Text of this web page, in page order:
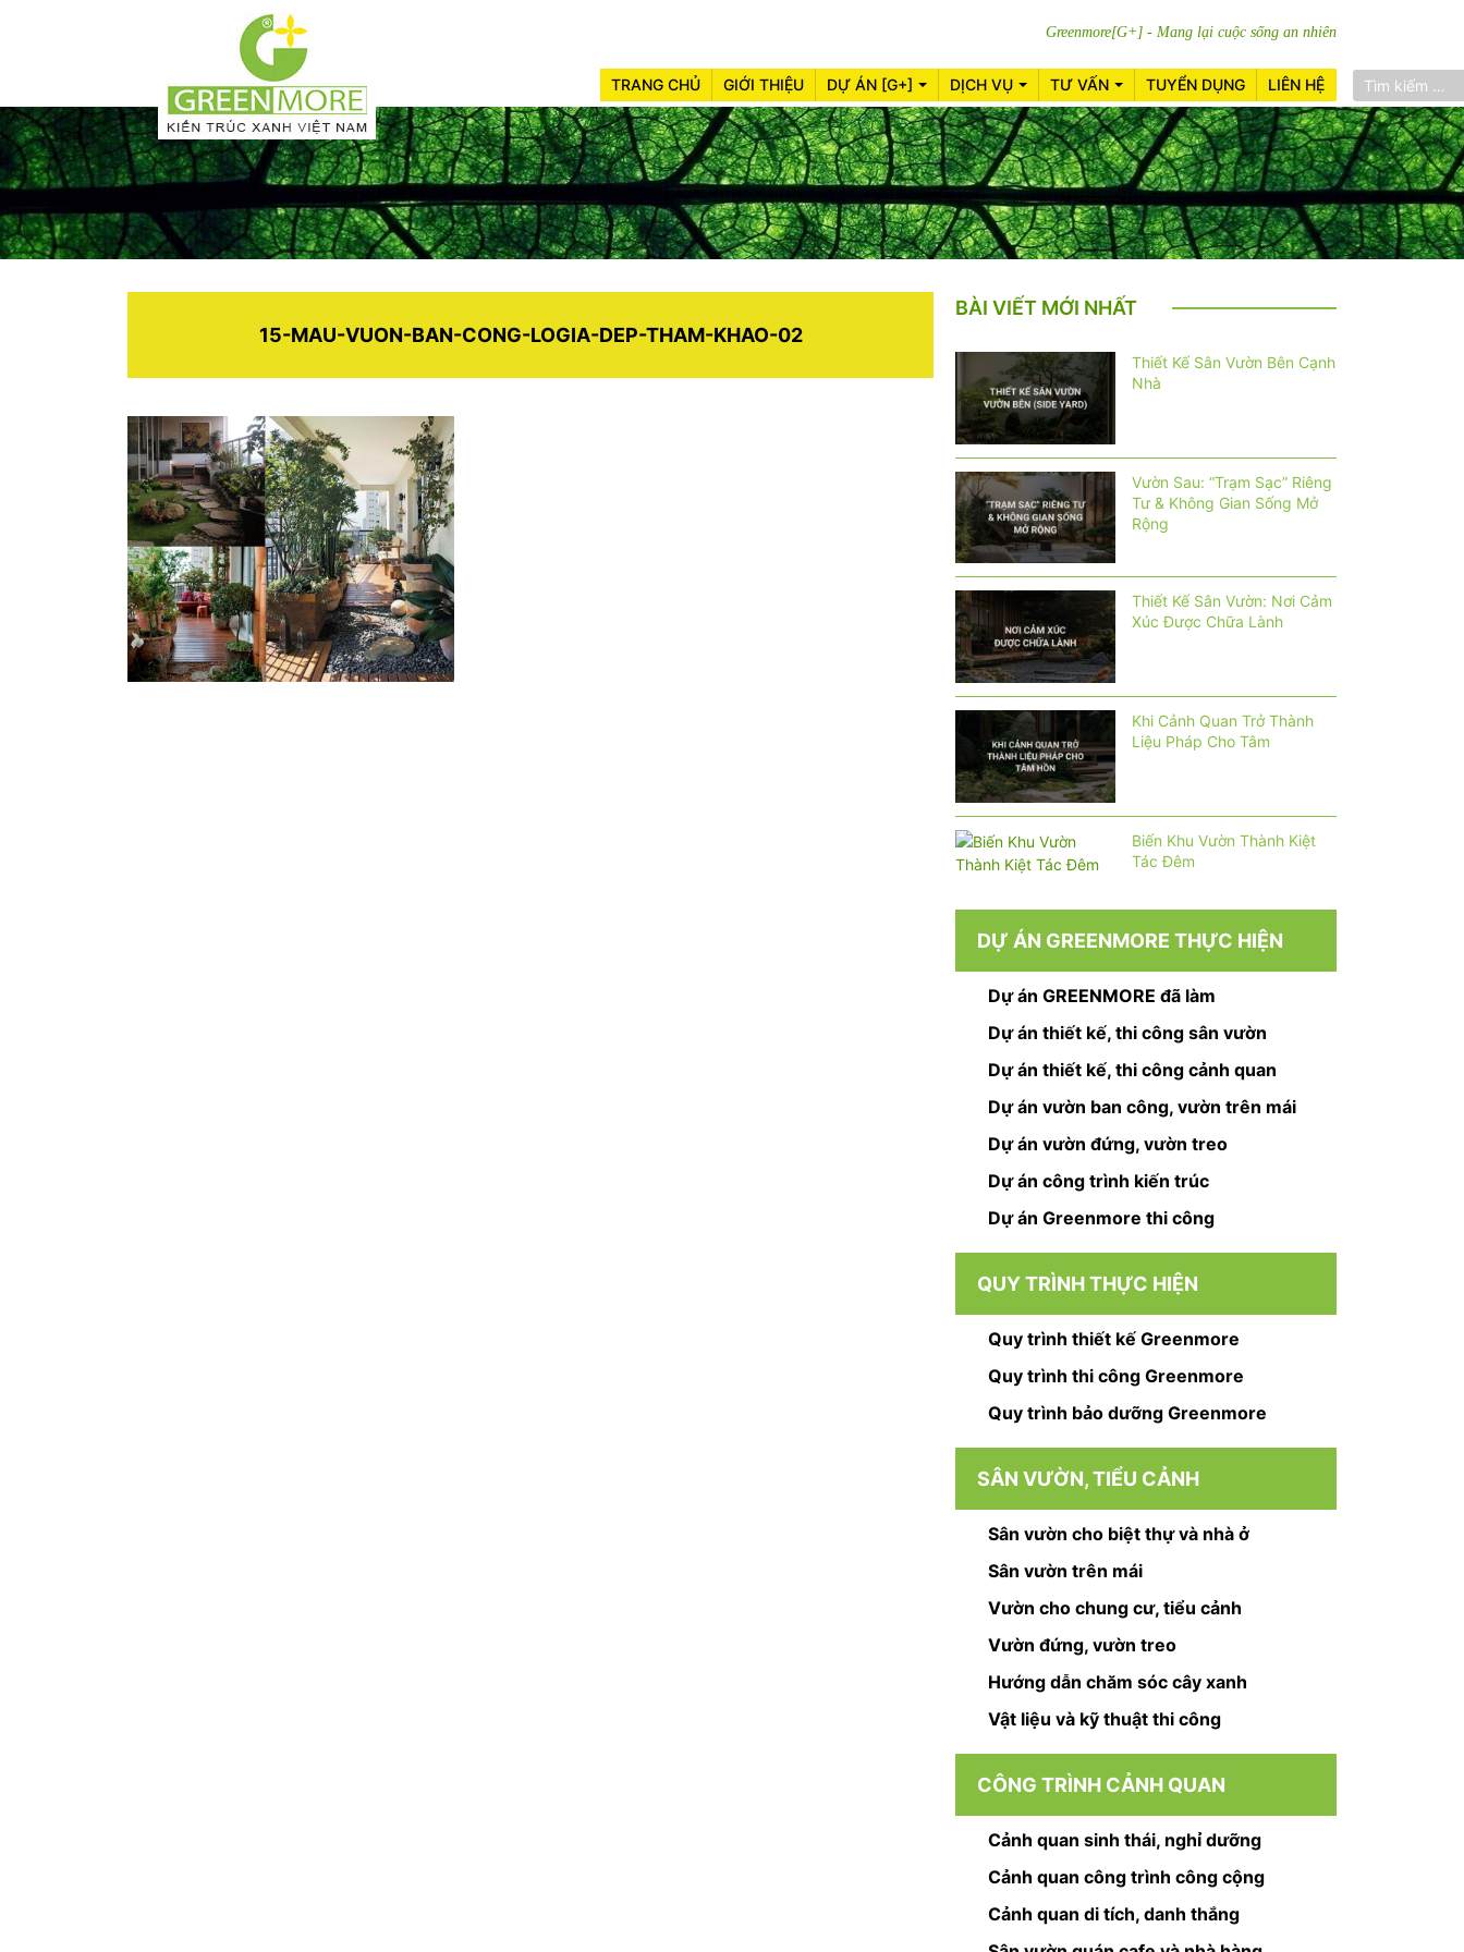
Greenmore[G+] - Mang lại cuộc sống an nhiên
TRANG CHỦ GIỚI THIỆU DỰ ÁN [G+] DỊCH VỤ TƯ VẤN TUYỂN DỤNG LIÊN HỆ
15-MAU-VUON-BAN-CONG-LOGIA-DEP-THAM-KHAO-02
BÀI VIẾT MỚI NHẤT
Thiết Kế Sân Vườn Bên Cạnh
Nhà
Vườn Sau: “Trạm Sạc” Riêng
Tư & Không Gian Sống Mở
Rộng
Thiết Kế Sân Vườn: Nơi Cảm
Xúc Được Chữa Lành
Khi Cảnh Quan Trở Thành
Liệu Pháp Cho Tâm
Biến Khu Vườn Thành Kiệt
Tác Đêm
DỰ ÁN GREENMORE THỰC HIỆN
Dự án GREENMORE đã làm
Dự án thiết kế, thi công sân vườn
Dự án thiết kế, thi công cảnh quan
Dự án vườn ban công, vườn trên mái
Dự án vườn đứng, vườn treo
Dự án công trình kiến trúc
Dự án Greenmore thi công
QUY TRÌNH THỰC HIỆN
Quy trình thiết kế Greenmore
Quy trình thi công Greenmore
Quy trình bảo dưỡng Greenmore
SÂN VƯỜN, TIỂU CẢNH
Sân vườn cho biệt thự và nhà ở
Sân vườn trên mái
Vườn cho chung cư, tiểu cảnh
Vườn đứng, vườn treo
Hướng dẫn chăm sóc cây xanh
Vật liệu và kỹ thuật thi công
CÔNG TRÌNH CẢNH QUAN
Cảnh quan sinh thái, nghỉ dưỡng
Cảnh quan công trình công cộng
Cảnh quan di tích, danh thắng